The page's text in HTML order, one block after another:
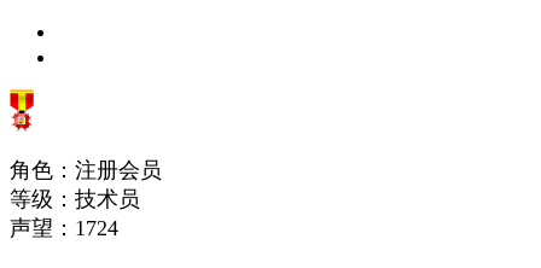
角色：注册会员
等级：技术员
声望： 1724